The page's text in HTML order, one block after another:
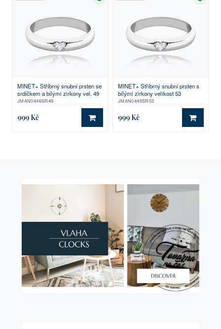
SKLADEM
MINET+ Stříbrný snubní prsten se
srdíčkem a bílými zirkony vel. 49
JMAN0446SR49
999 Kč DO KOŠÍKU
MINET+ Stříbrný snubní prsten s
bílými zirkony velikost 53
JMAN0446SR53
999 Kč DO